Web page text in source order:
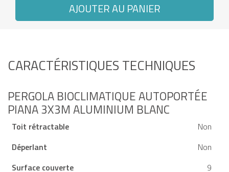
AJOUTER AU PANIER
CARACTÉRISTIQUES TECHNIQUES
PERGOLA BIOCLIMATIQUE AUTOPORTÉE
PIANA 3X3M ALUMINIUM BLANC
Toit rétractable
Non
Déperlant
Non
Surface couverte
9